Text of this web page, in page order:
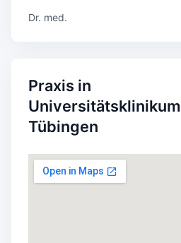
Dr. med.
Praxis in
Universitätsklinikum
Tübingen